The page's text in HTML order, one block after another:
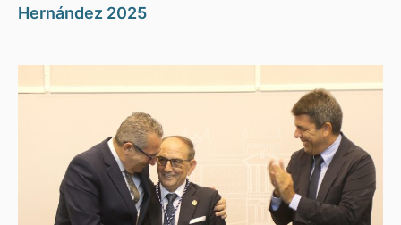
Hernández 2025